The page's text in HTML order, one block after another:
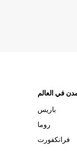
في العالم
باريس
روما
فرانكفورت